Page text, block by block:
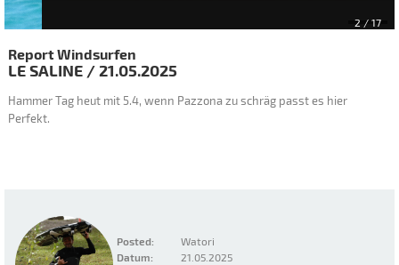
2 / 17
Posted:
Watori
Datum:
21.05.2025
Report Windsurfen
LE SALINE / 21.05.2025
Hammer Tag heut mit 5.4, wenn Pazzona zu schräg passt es hier
Perfekt.